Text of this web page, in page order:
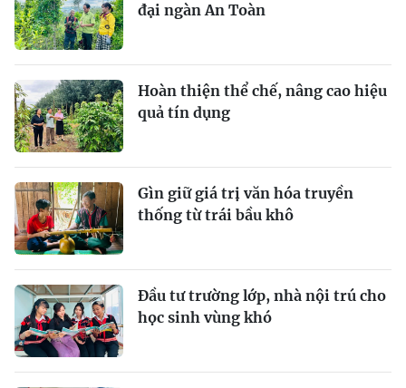
đại ngàn An Toàn
Hoàn thiện thể chế, nâng cao hiệu
quả tín dụng
Gìn giữ giá trị văn hóa truyền
thống từ trái bầu khô
Ðầu tư trường lớp, nhà nội trú cho
học sinh vùng khó